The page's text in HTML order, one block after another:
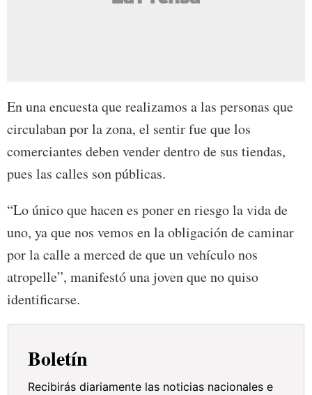
En una encuesta que realizamos a las personas que
circulaban por la zona, el sentir fue que los
comerciantes deben vender dentro de sus tiendas,
pues las calles son públicas.
“Lo único que hacen es poner en riesgo la vida de
uno, ya que nos vemos en la obligación de caminar
por la calle a merced de que un vehículo nos
atropelle”, manifestó una joven que no quiso
identificarse.
Boletín
Recibirás diariamente las noticias nacionales e